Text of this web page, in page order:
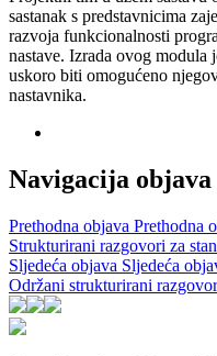
sastanak s predstavnicima
razvoja funkcionalnosti
nastave. Izrada ovog modula
uskoro biti omogućeno
nastavnika.
Navigacija objava
Prethodna objava Prethodna
Strukturirani razgovori za
Sljedeća objava Sljedeća
Održani strukturirani